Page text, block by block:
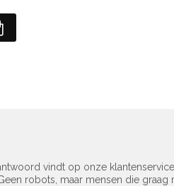
vindt op onze
robots, maar mensen die graag